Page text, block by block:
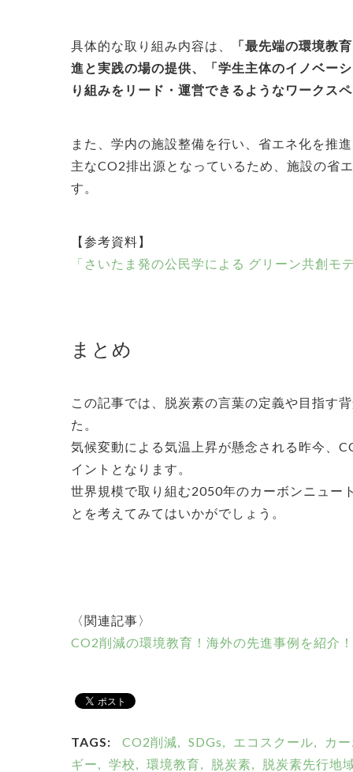
具体的な取り組み内容は、
「最先端の環境教
進と実践の場の提供、「学生主体のイノベー
り組みをリード・運営できるようなワークス
また、学内の施設整備を行い、省エネ化を推
主なCO2排出源となっているため、施設の省
す。
【参考資料】
「さいたま発の公民学による グリーン共創モ
まとめ
この記事では、脱炭素の言葉の定義や目指す
た。
気候変動による気温上昇が懸念される昨今、
イントとなります。
世界規模で取り組む2050年のカーボンニュー
とを考えてみてはいかがでしょう。
〈関連記事〉
CO2削減の環境教育！海外の先進事例を紹介！
TAGS: CO2削減, SDGs, エコスクール,
カ
ギー,
学校, 環境教育, 脱炭素, 脱炭素先行地